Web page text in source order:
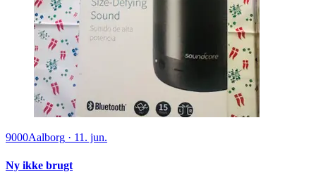
9000Aalborg · 11. jun.
Ny ikke brugt